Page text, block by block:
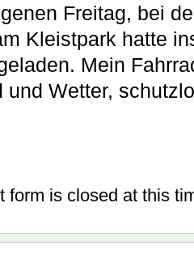
Freitag, bei
Kleistpark hatte
Mein
und Wetter,
form is closed at this